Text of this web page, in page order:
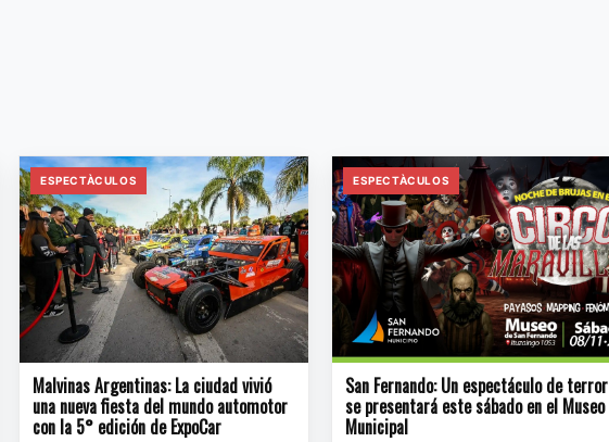
ESPECTÀCULOS
Malvinas Argentinas: La ciudad vivió
una nueva fiesta del mundo automotor
con la 5° edición de ExpoCar
ESPECTÀCULOS
San Fernando: Un espectáculo de terror
se presentará este sábado en el Museo
Municipal